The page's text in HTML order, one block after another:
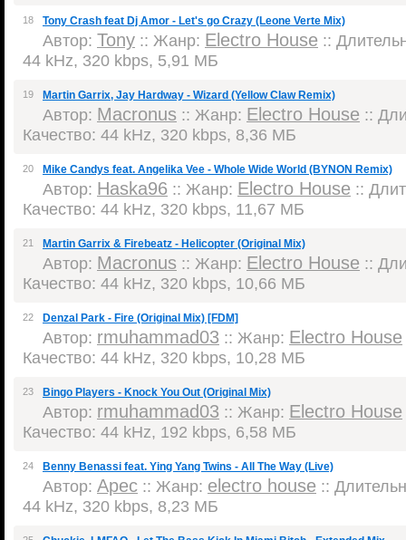
18 Tony Crash feat Dj Amor - Let's go Crazy (Leone Verte Mix)
Автор: Tony :: Жанр: Electro House ::
44 kHz, 320 kbps, 5,91 МБ
19 Martin Garrix, Jay Hardway - Wizard (Yellow Claw Remix)
Автор: Macronus :: Жанр: Electro House ::
Качество: 44 kHz, 320 kbps, 8,36 МБ
20 Mike Candys feat. Angelika Vee - Whole Wide World (BYNON Remix)
Автор: Haska96 :: Жанр: Electro House ::
Качество: 44 kHz, 320 kbps, 11,67 МБ
21 Martin Garrix & Firebeatz - Helicopter (Original Mix)
Автор: Macronus :: Жанр: Electro House ::
Качество: 44 kHz, 320 kbps, 10,66 МБ
22 Denzal Park - Fire (Original Mix) [FDM]
Автор: rmuhammad03 :: Жанр: Electro House
Качество: 44 kHz, 320 kbps, 10,28 МБ
23 Bingo Players - Knock You Out (Original Mix)
Автор: rmuhammad03 :: Жанр: Electro House
Качество: 44 kHz, 192 kbps, 6,58 МБ
24 Benny Benassi feat. Ying Yang Twins - All The Way (Live)
Автор: Apec :: Жанр: electro house ::
44 kHz, 320 kbps, 8,23 МБ